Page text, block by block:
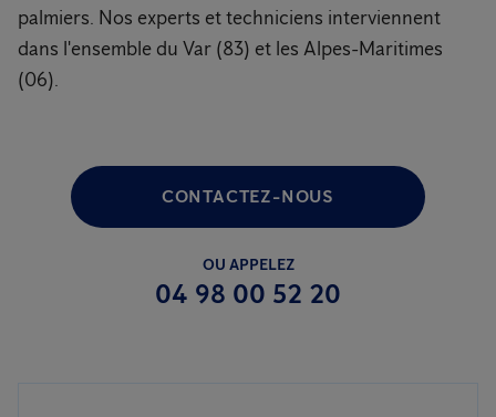
palmiers. Nos experts et techniciens interviennent
dans l'ensemble du Var (83) et les Alpes-Maritimes
(06).
CONTACTEZ-NOUS
OU APPELEZ
04 98 00 52 20